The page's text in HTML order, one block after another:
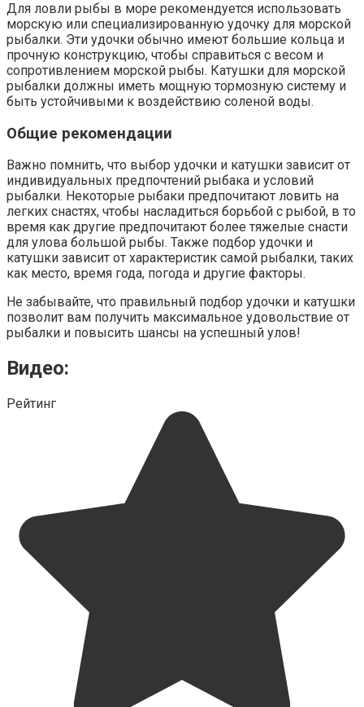
Для ловли рыбы в море рекомендуется использовать
морскую или специализированную удочку для морской
рыбалки. Эти удочки обычно имеют большие кольца и
прочную конструкцию, чтобы справиться с весом и
сопротивлением морской рыбы. Катушки для морской
рыбалки должны иметь мощную тормозную систему и
быть устойчивыми к воздействию соленой воды.
Общие рекомендации
Важно помнить, что выбор удочки и катушки зависит от
индивидуальных предпочтений рыбака и условий
рыбалки. Некоторые рыбаки предпочитают ловить на
легких снастях, чтобы насладиться борьбой с рыбой, в то
время как другие предпочитают более тяжелые снасти
для улова большой рыбы. Также подбор удочки и
катушки зависит от характеристик самой рыбалки, таких
как место, время года, погода и другие факторы.
Не забывайте, что правильный подбор удочки и катушки
позволит вам получить максимальное удовольствие от
рыбалки и повысить шансы на успешный улов!
Видео:
Рейтинг